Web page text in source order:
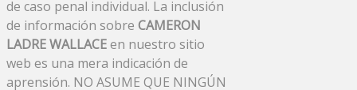
de caso penal individual. La inclusión
de información sobre CAMERON
LADRE WALLACEen nuestro sitio
web es una mera indicación de
aprensión. NO ASUME QUE NINGÚN